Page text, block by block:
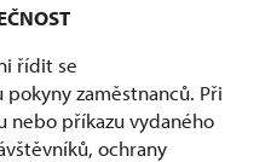
řídit se
zaměstnanců. Při
nebo příkazu vydaného
ochrany